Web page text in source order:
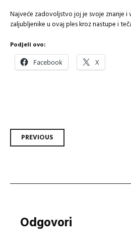
Najveće zadovoljstvo joj je svoje znanje i
zaljubljenike u ovaj ples kroz nastupe i
Podjeli ovo:
Facebook X
Post
PREVIOUS
Odgovori